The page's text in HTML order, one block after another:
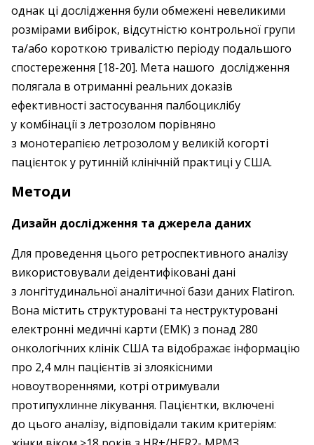
однак ці дослідження були обмежені невеликими
розмірами вибірок, відсутністю контрольної групи
та/або короткою тривалістю періоду подальшого
спостереження [18-20]. Мета нашого дослідження
полягала в отриманні реальних доказів
ефективності застосування палбоциклібу
у комбінації з летрозолом порівняно
з монотерапією летрозолом у великій когорті
пацієнток у рутинній клінічній практиці у США.
Методи
Дизайн дослідження та джерела даних
Для проведення цього ретроспективного аналізу
використовували деідентифіковані дані
з лонгітудинальної аналітичної бази даних Flatiron.
Вона містить структуровані та неструктуровані
електронні медичні карти (ЕМК) з понад 280
онкологічних клінік США та відображає інформацію
про 2,4 млн пацієнтів зі злоякісними
новоутвореннями, котрі отримували
протипухлинне лікування. Пацієнтки, включені
до цього аналізу, відповідали таким критеріям: